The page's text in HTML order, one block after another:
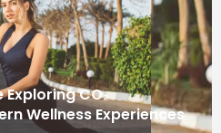
Exploring CO₂
Wellness Experiences